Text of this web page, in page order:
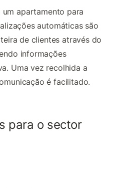
um apartamento para
automáticas são
de clientes através do
informações
Uma vez recolhida a
é facilitado.
para o sector